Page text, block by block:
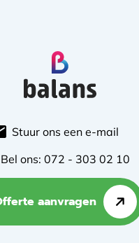
Stuur ons een e-mail
Bel ons: 072 - 303 02 10
aanvragen